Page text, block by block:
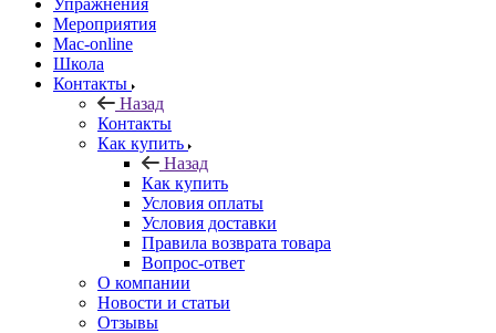
Упражнения
Мероприятия
Mac-online
Школа
Контакты
Назад
Контакты
Как купить
Назад
Как купить
Условия оплаты
Условия доставки
Правила возврата товара
Вопрос-ответ
О компании
Новости и статьи
Отзывы